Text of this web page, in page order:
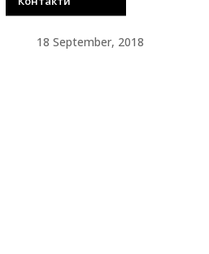
18 September, 2018